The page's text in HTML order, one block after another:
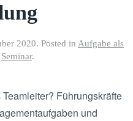
2020. Posted in Aufgabe als
Seminar.
Führungskräfte
und